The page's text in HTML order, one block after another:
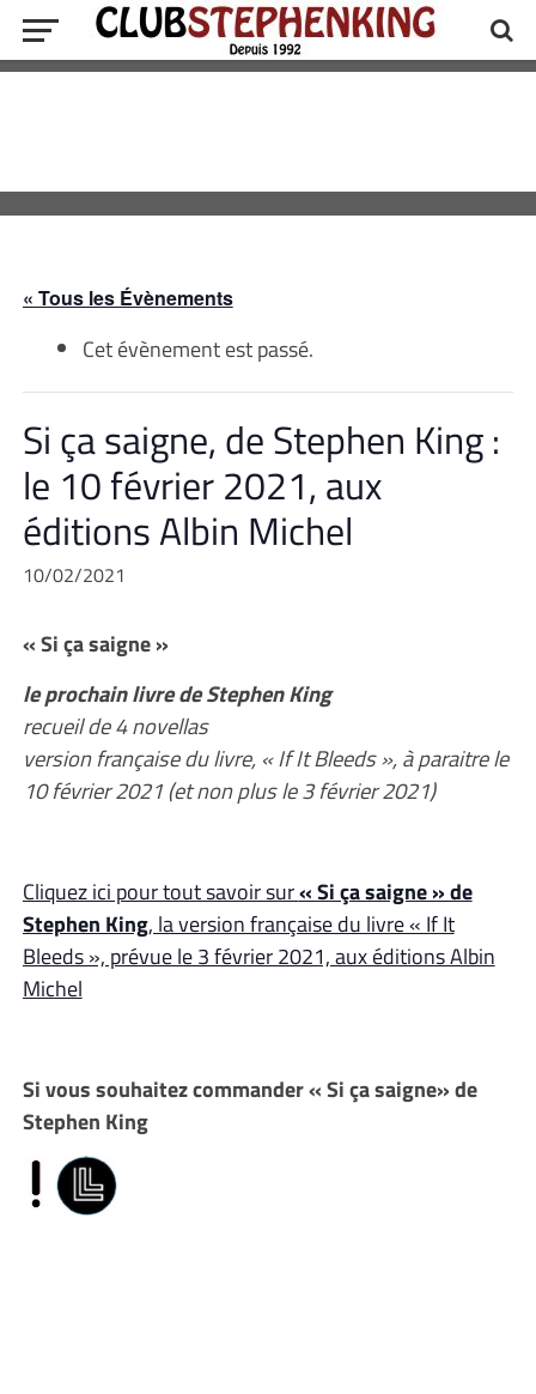
« Tous les Évènements
Cet évènement est passé.
Si ça saigne, de Stephen King :
le 10 février 2021, aux
éditions Albin Michel
10/02/2021
« Si ça saigne »
le prochain livre de Stephen King
recueil de 4 novellas
version française du livre, « If It Bleeds », à paraitre le
10 février 2021 (et non plus le 3 février 2021)
Cliquez ici pour tout savoir sur« Si ça saigne » de
Stephen King, la version française du livre « If It
Bleeds », prévue le 3 février 2021, aux éditions Albin
Michel
Si vous souhaitez commander « Si ça saigne» de
Stephen King